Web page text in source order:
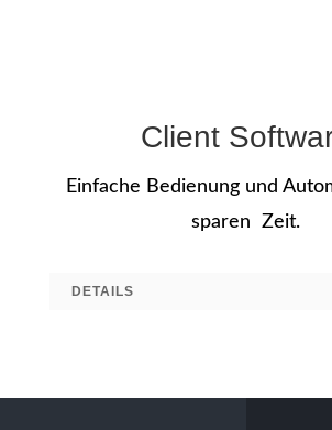
Client
Einfache Bedienung und
sparen Zeit.
DETAILS